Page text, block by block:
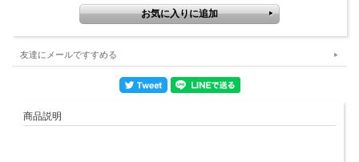
友達にメールですすめる
商品説明